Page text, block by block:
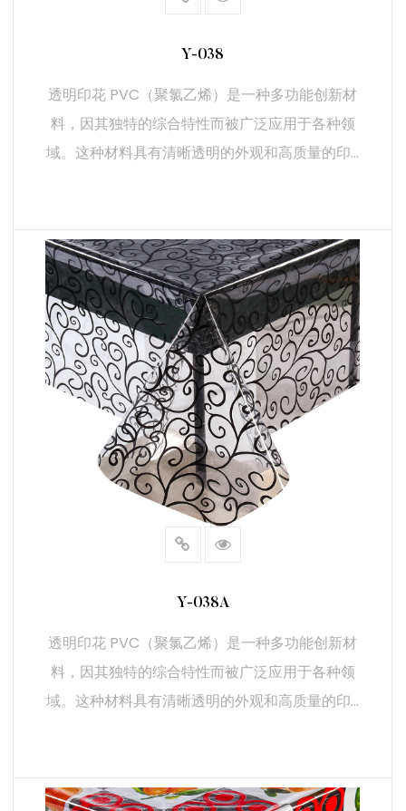
的定制选项。这使它适合制作独特的个性化产品，在市场上
透明印花 PVC 是一种集清晰度、耐用性和美观性于一身的
重要材料。它既能支持高分辨率印刷，又能保持透明度，是
视觉吸引力、耐用性和多功能性方面的优势，加上其高分辨
率印刷和灵活性的主要特点，使其成为企业和行业的理想选
Y-038
透明印花 PVC（聚氯乙烯）是一种多功能创新材
料，因其独特的综合特性而被广泛应用于各种领
域。这种材料具有清晰透明的外观和高质量的印...
阅读更多
Y-038A
透明印花 PVC（聚氯乙烯）是一种多功能创新材
料，因其独特的综合特性而被广泛应用于各种领
域。这种材料具有清晰透明的外观和高质量的印...
阅读更多